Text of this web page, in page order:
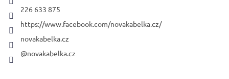
226 633 875
https://www.facebook.com/novakabelka.cz/
novakabelka.cz
@novakabelka.cz